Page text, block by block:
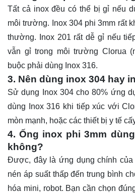
Tất cả inox đều có thể bị gỉ nếu
môi trường. Inox 304 phi 3mm rất
thường. Inox 201 rất dễ gỉ nếu
vẫn gỉ trong môi trường Clorua
buộc phải dùng Inox 316.
3. Nên dùng inox 304 hay
Sử dụng Inox 304 cho 80% ứng
dùng Inox 316 khi tiếp xúc với
mòn mạnh, hoặc các thiết bị y tế
4. Ống inox phi 3mm
không?
Được, đây là ứng dụng chính
nén áp suất thấp đến trung bình
hóa mini, robot. Bạn cần chọn